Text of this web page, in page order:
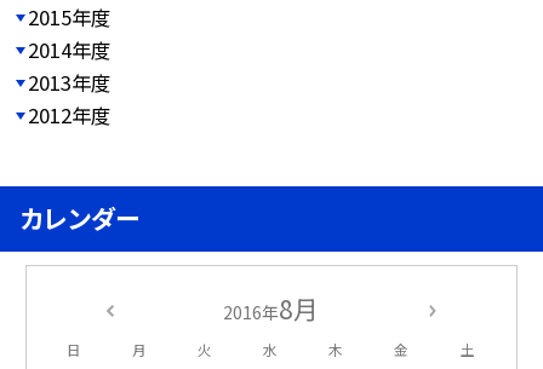
2015年度
2014年度
2013年度
2012年度
カレンダー
2016年8月
日 月 火 水 木 金 土